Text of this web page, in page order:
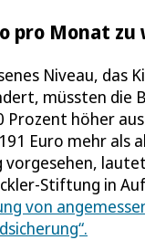
pro Monat zu
Niveau, das
müssten die
Prozent höher
Euro mehr als
vorgesehen,
Stiftung in
von